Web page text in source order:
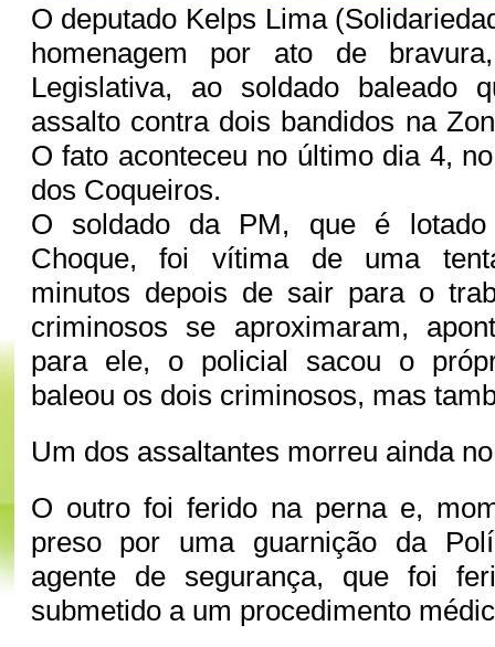
O deputado Kelps Lima
homenagem por ato de
Legislativa, ao soldado baleado
assalto contra dois bandidos na
O fato aconteceu no último dia 4,
dos Coqueiros.
O soldado da PM, que é
Choque, foi vítima de uma
minutos depois de sair para o
criminosos se aproximaram,
para ele, o policial sacou o
baleou os dois criminosos, mas
Um dos assaltantes morreu ainda
O outro foi ferido na perna e,
preso por uma guarnição da
agente de segurança, que foi
submetido a um procedimento